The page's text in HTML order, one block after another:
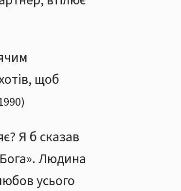
щоб
)
Я б сказав
Людина
усього